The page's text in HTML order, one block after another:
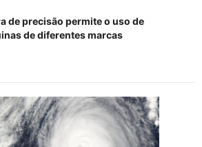
de precisão permite o uso de
de diferentes marcas